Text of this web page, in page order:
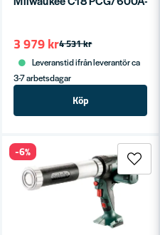
4 531 kr
3 979 kr
Leveranstid ifrån leverantör ca
3-7 arbetsdagar
Köp
-6%